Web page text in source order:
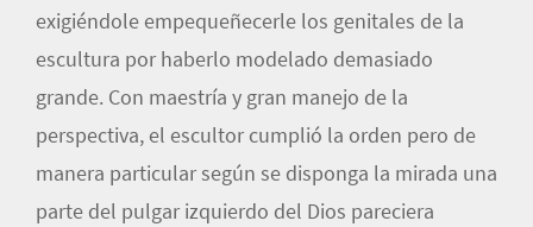
exigiéndole empequeñecerle los genitales de la
escultura por haberlo modelado demasiado
grande. Con maestría y gran manejo de la
perspectiva, el escultor cumplió la orden pero de
manera particular según se disponga la mirada una
parte del pulgar izquierdo del Dios pareciera